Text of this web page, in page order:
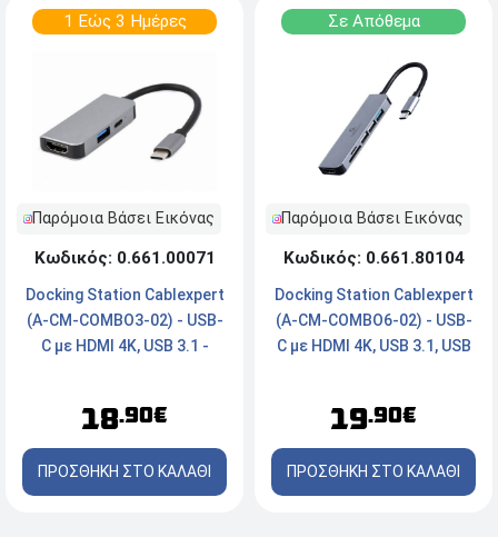
1 Εώς 3 Ημέρες
Παρόμοια Βάσει Εικόνας
Κωδικός: 0.661.00071
Docking Station Cablexpert
(A-CM-COMBO3-02) - USB-
C με HDMI 4K, USB 3.1 -
18.90€
ΠΡΟΣΘΗΚΗ ΣΤΟ ΚΑΛΑΘΙ
Σε Απόθεμα
Παρόμοια Βάσει Εικόνας
Κωδικός: 0.661.80104
Docking Station Cablexpert
(A-CM-COMBO6-02) - USB-
C με HDMI 4K, USB 3.1, USB
19.90€
ΠΡΟΣΘΗΚΗ ΣΤΟ ΚΑΛΑΘΙ